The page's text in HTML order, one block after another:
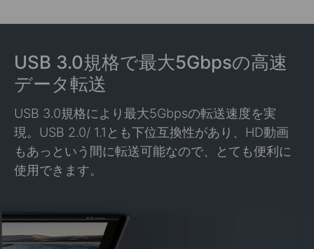
USB 3.0規格で最大5Gbpsの高速
データ転送
USB 3.0規格により最大5Gbpsの転送速度を実
現。USB 2.0/ 1.1とも下位互換性があり、HD動画
もあっという間に転送可能なので、とても便利に
使用できます。